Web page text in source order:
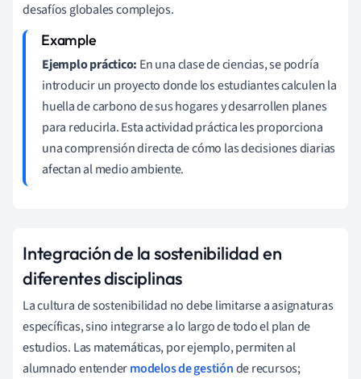
desafíos globales complejos.
Ejemplo práctico: En una clase de ciencias, se podría
introducir un proyecto donde los estudiantes calculen la
huella de carbono de sus hogares y desarrollen planes
para reducirla. Esta actividad práctica les proporciona
una comprensión directa de cómo las decisiones diarias
afectan al medio ambiente.
Integración de la sostenibilidad en
diferentes disciplinas
La cultura de sostenibilidad no debe limitarse a asignaturas
específicas, sino integrarse a lo largo de todo el plan de
estudios. Las matemáticas, por ejemplo, permiten al
alumnado entendermodelos de gestiónde recursos;